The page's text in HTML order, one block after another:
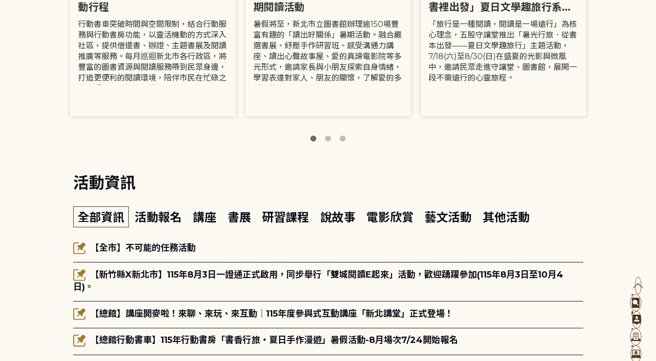
動行程
行動書車突破時間與空間限制，結合行動服
務與行動書房功能，以靈活機動的方式深入
社區，提供借還書、辦證、主題書展及閱讀
推廣等服務。每月巡迴新北市各行政區，將
豐富的圖書資源與閱讀服務帶到民眾身邊，
打造更便利的閱讀環境，陪伴市民在忙碌之
期閱讀活動
暑假將至，新北市立圖書館辦理逾150場豐
富有趣的「讀出好關係」暑期活動。融合嚴
選書展、紓壓手作研習班、感受溝通力講
座、讀出心聲故事屋、愛的真諦電影院等多
元形式，邀請家長與小朋友探索自身情緒，
學習表達對家人、朋友的關懷，了解愛的多
書裡出發」夏日文學趣旅行系列
活動
「旅行是一種閱讀，閱讀是一場遠行」為核
心理念，五股守讓堂推出「暑光行旅．從書
本出發——夏日文學趣旅行」主題活動，
7/18(六)至8/30(日)在盛夏的光影與微風
中，邀請民眾走進守讓堂、圖書館，展開一
段不需遠行的心靈旅程。
活動資訊
全部資訊 活動報名 講座 書展 研習課程 說故事 電影欣賞 藝文活動 其他活動
【全市】不可能的任務活動
【新竹縣X新北市】115年8月3日一證通正式啟用，同步舉行「雙城閱讀E起來」活動，歡迎踴躍參加(115年8月3日至10月4
日)。
【總館】講座開麥啦！來聊、來玩、來互動｜115年度參與式互動講座「新北講堂」正式登場！
【總館行動書車】115年行動書房「書香行旅・夏日手作漫遊」暑假活動-8月場次7/24開始報名